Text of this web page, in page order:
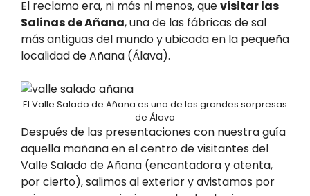
El reclamo era, ni más ni menos, quevisitar las
Salinas de Añana, una de las fábricas de sal
más antiguas del mundo y ubicada en la pequeña
localidad de Añana (Álava).
El Valle Salado de Añana es una de las grandes sorpresas
de Álava
Después de las presentaciones con nuestra guía
aquella mañana en el centro de visitantes del
Valle Salado de Añana (encantadora y atenta,
por cierto), salimos al exterior y avistamos por